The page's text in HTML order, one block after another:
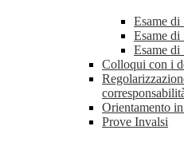
Esame
Esame di
Esame di
Colloqui con i
Orientamento
Prove Invalsi